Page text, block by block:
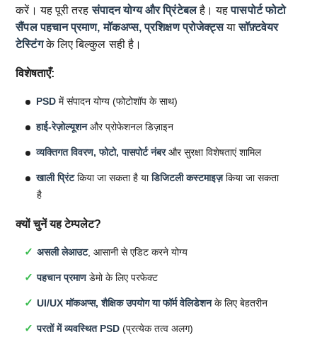
करें। यह पूरी तरहसंपादन योग्य और प्रिंटेबलहै। यहपासपोर्ट फोटो
सैंपल पहचान प्रमाण, मॉकअप्स, प्रशिक्षण प्रोजेक्ट्सयासॉफ़्टवेयर
टेस्टिंगके लिए बिल्कुल सही है।
विशेषताएँ:
PSD में संपादन योग्य (फोटोशॉप के साथ)
हाई-रेज़ोल्यूशनऔर प्रोफेशनल डिज़ाइन
व्यक्तिगत विवरण, फोटो, पासपोर्ट नंबरऔर सुरक्षा विशेषताएं शामिल
खाली प्रिंटकिया जा सकता है याडिजिटली कस्टमाइज़किया जा सकता
है
क्यों चुनें यह टेम्पलेट?
असली लेआउट, आसानी से एडिट करने योग्य
पहचान प्रमाणडेमो के लिए परफेक्ट
UI/UX मॉकअप्स, शैक्षिक उपयोग या फॉर्म वेलिडेशनके लिए बेहतरीन
परतों में व्यवस्थित PSD (प्रत्येक तत्व अलग)